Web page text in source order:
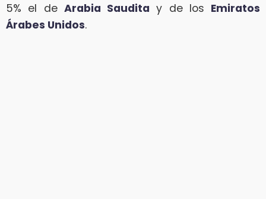
5% el de Arabia Saudita y de los Emiratos
Árabes Unidos.